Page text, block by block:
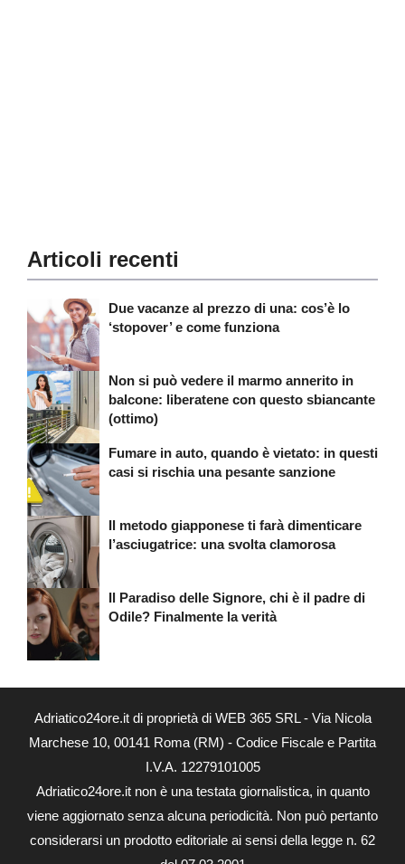
Articoli recenti
Due vacanze al prezzo di una: cos’è lo
‘stopover’ e come funziona
Non si può vedere il marmo annerito in
balcone: liberatene con questo sbiancante
(ottimo)
Fumare in auto, quando è vietato: in questi
casi si rischia una pesante sanzione
Il metodo giapponese ti farà dimenticare
l’asciugatrice: una svolta clamorosa
Il Paradiso delle Signore, chi è il padre di
Odile? Finalmente la verità
Adriatico24ore.it di proprietà di WEB 365 SRL - Via Nicola
Marchese 10, 00141 Roma (RM) - Codice Fiscale e Partita
I.V.A. 12279101005
Adriatico24ore.it non è una testata giornalistica, in quanto
viene aggiornato senza alcuna periodicità. Non può pertanto
considerarsi un prodotto editoriale ai sensi della legge n. 62